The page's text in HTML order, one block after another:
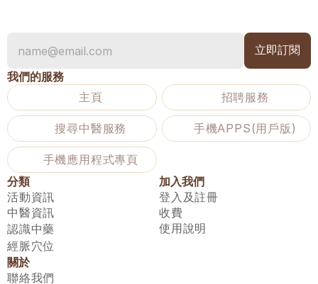
我們的服務
主頁
招聘服務
搜尋中醫服務 手機APPS(用戶版)
手機應用程式專頁
分類
活動資訊
中醫資訊
認識中藥
經脈穴位
加入我們
登入及註冊
收費
使用說明
關於
聯絡我們